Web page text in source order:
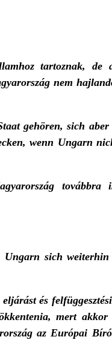
tartoznak, de
nem
gehören, sich
wenn Ungarn
sich
és
mert
az Európai